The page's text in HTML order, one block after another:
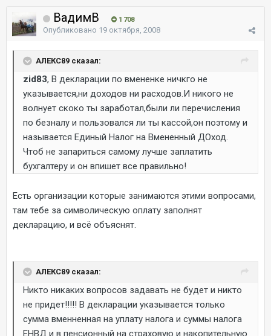
ВадимВ 1 708
Опубликовано 19 октября, 2008
АЛЕКС89 сказал:
zid83, В декларации по вмененке ничкго не
указывается,ни доходов ни расходов.И никого не
волнует скоко ты заработал,были ли перечисления
по безналу и пользовался ли ты кассой,он поэтому и
называется Единый Налог на Вмененный ДОход.
Чтоб не запариться самому лучше заплатить
бухгалтеру и он впишет все правильно!
Есть организации которые занимаются этими вопросами,
там тебе за символическую оплату заполнят
декларацию, и всё объяснят.
АЛЕКС89 сказал:
Никто никаких вопросов задавать не будет и никто
не придет!!!!! В декларации указывается только
сумма вменненная на уплату налога и суммы налога
ЕНВД и в пенсионный на страховую и накопительную